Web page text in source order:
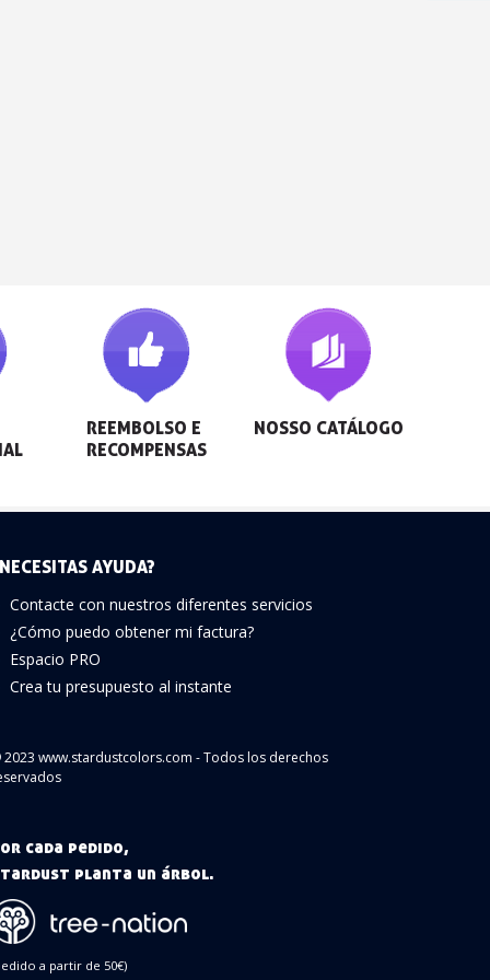
REEMBOLSO E
RECOMPENSAS
NOSSO CATÁLOGO
AYUDA?
Contacte con nuestros diferentes servicios
¿Cómo puedo obtener mi factura?
Espacio PRO
Crea tu presupuesto al instante
2023 www.stardustcolors.com - Todos los derechos
cada pedido,
planta un árbol.
a partir de 50€)